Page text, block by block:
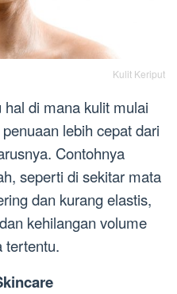
Kulit Keriput
di mana kulit mulai
lebih cepat dari
Contohnya
seperti di sekitar mata
dan kurang elastis,
kehilangan volume
tertentu.